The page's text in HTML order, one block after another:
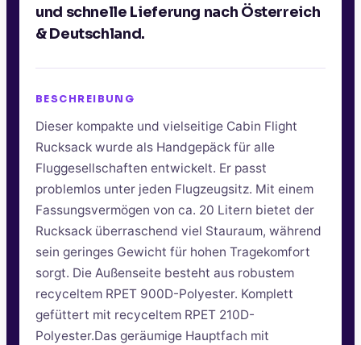
und schnelle Lieferung nach Österreich
& Deutschland.
BESCHREIBUNG
Dieser kompakte und vielseitige Cabin Flight
Rucksack wurde als Handgepäck für alle
Fluggesellschaften entwickelt. Er passt
problemlos unter jeden Flugzeugsitz. Mit einem
Fassungsvermögen von ca. 20 Litern bietet der
Rucksack überraschend viel Stauraum, während
sein geringes Gewicht für hohen Tragekomfort
sorgt. Die Außenseite besteht aus robustem
recyceltem RPET 900D-Polyester. Komplett
gefüttert mit recyceltem RPET 210D-
Polyester.Das geräumige Hauptfach mit